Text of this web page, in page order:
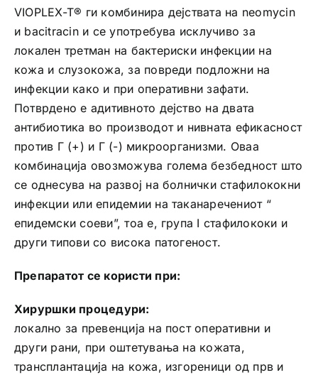
VIOPLEX-T® ги комбинира дејствата на neomycin
и bacitracin и се употребува исклучиво за
локален третман на бактериски инфекции на
кожа и слузокожа, за повреди подложни на
инфекции како и при оперативни зафати.
Потврдено е адитивното дејство на двата
антибиотика во производот и нивната ефикасност
против Г (+) и Г (-) микроорганизми. Оваа
комбинација овозможува голема безбедност што
се однесува на развој на болнички стафилококни
инфекции или епидемии на таканаречениот “
епидемски соеви”, тоа е, група I стафилококи и
други типови со висока патогеност.
Препаратот се користи при:
Хируршки процедури:
локално за превенција на пост оперативни и
други рани, при оштетувања на кожата,
трансплантација на кожа, изгореници од прв и